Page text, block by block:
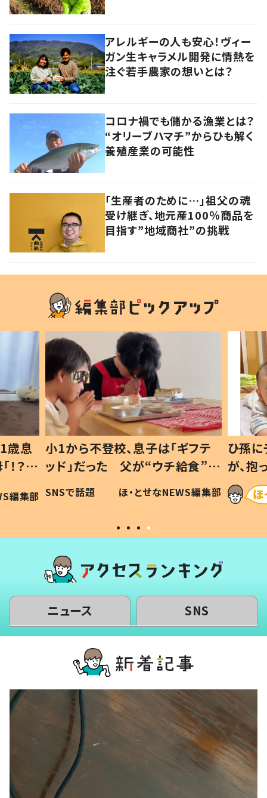
アレルギーの人も安心！ヴィー
ガン生キャラメル開発に情熱を
注ぐ若手農家の想いとは？
コロナ禍でも儲かる漁業とは？
“オリーブハマチ”からひも解く
養殖産業の可能性
「生産者のために…」祖父の魂
受け継ぎ、地元産100％商品を
目指す”地域商社”の挑戦
歳息
？」
編集部
小1から不登校、息子は「ギフテ
ッド」だった 父が“ウチ給食”を
作り続ける理由とは #令和の親
#令和の子
SNSで話題 ほ・とせなNEWS編集部
ひ孫
が、
「涙が
い」
ニュース SNS